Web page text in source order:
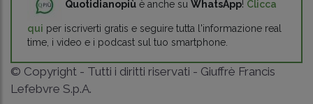
Quotidianopiù è anche su WhatsApp! Clicca
qui per iscriverti gratis e seguire tutta l'informazione real
time, i video e i podcast sul tuo smartphone.
© Copyright - Tutti i diritti riservati - Giuffrè Francis
Lefebvre S.p.A.